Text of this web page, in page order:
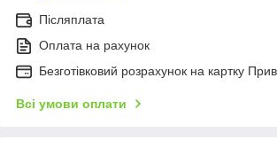
Післяплата
Оплата на рахунок
Безготівковий розрахунок на картку
Всі умови оплати